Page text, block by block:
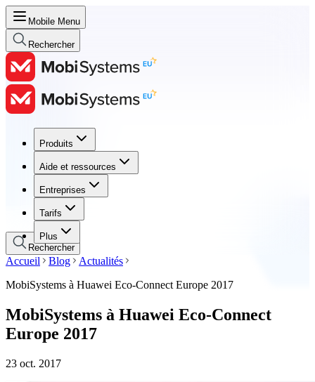
Mobile Menu
Rechercher
Produits
Aide et ressources
Entreprises
Tarifs
Plus
Produits
Aide et ressources
Entreprises
Tarifs
Rechercher
Accueil Blog
Actualités
MobiSystems à Huawei Eco-Connect Europe 2017
MobiSystems à Huawei Eco-Connect
Europe 2017
23 oct. 2017